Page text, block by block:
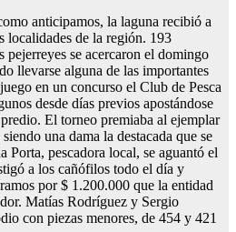
anticipamos, la laguna recibió a
localidades de la región. 193
pejerreyes se acercaron el domingo
llevarse alguna de las importantes
en un concurso el Club de Pesca
desde días previos apostándose
El torneo premiaba al ejemplar
una dama la destacada que se
Porta, pescadora local, se aguantó el
a los cañófilos todo el día y
por $ 1.200.000 que la entidad
Matías Rodríguez y Sergio
con piezas menores, de 454 y 421